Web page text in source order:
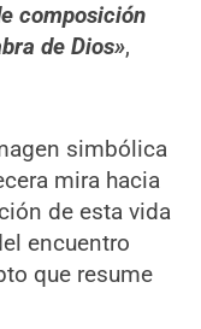
composición
de Dios»,
simbólica
mira hacia
de esta vida
encuentro
que resume